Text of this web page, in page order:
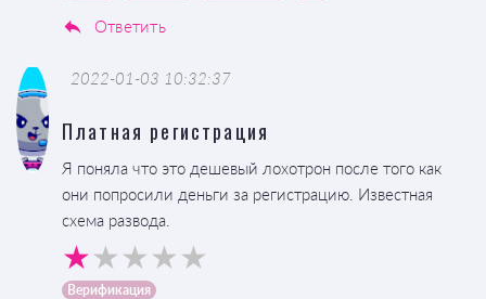
Ответить
2022-01-03 10:32:37
Платная регистрация
Я поняла что это дешевый лохотрон после того как
они попросили деньги за регистрацию. Известная
схема развода.
Верификация